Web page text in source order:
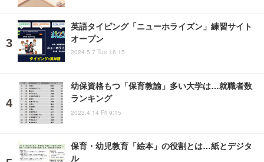
英語タイピング「ニューホライズン」練習サイト
オープン
2024.5.7 Tue 16:15
幼保資格もつ「保育教諭」多い大学は…就職者数
ランキング
2023.4.14 Fri 9:15
保育・幼児教育「絵本」の役割とは…紙とデジタ
ル